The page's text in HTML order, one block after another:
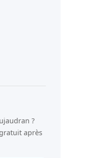
?
après